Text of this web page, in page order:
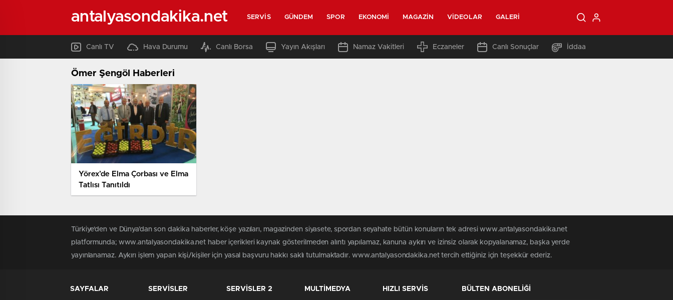
antalyasondakika.net SERVIS GÜNDEM SPOR EKONOMI MAGAZIN VIDEOLAR GALERI
Canlı TV Hava Durumu Canlı Borsa Yayın Akışları Namaz Vakitleri Eczaneler Canlı Sonuçlar İddaa
Ömer Şengöl Haberleri
Yörex’de Elma Çorbası ve Elma
Tatlısı Tanıtıldı
Türkiye'den ve Dünya’dan son dakika haberler, köşe yazıları, magazinden siyasete, spordan seyahate bütün konuların tek adresi www.antalyasondakika.net
platformunda; www.antalyasondakika.net haber içerikleri kaynak gösterilmeden alıntı yapılamaz, kanuna aykırı ve izinsiz olarak kopyalanamaz, başka yerde
yayınlanamaz. Aykırı işlem yapan kişi/kişiler için yasal başvuru hakkı saklı tutulmaktadır. www.antalyasondakika.net tercih ettiğiniz için teşekkür ederiz.
SAYFALAR SERVİSLER SERVİSLER 2 MULTİMEDYA HIZLI SERVİS BÜLTEN ABONELİĞİ